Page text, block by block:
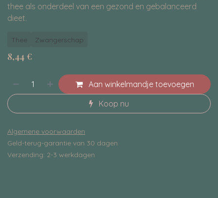
thee als onderdeel van een gezond en gebalanceerd
dieet.
Thee Zwangerschap
8,44 €
Aan winkelmandje toevoegen
Koop nu
Algemene voorwaarden
Geld-terug-garantie van 30 dagen
Verzending: 2-3 werkdagen